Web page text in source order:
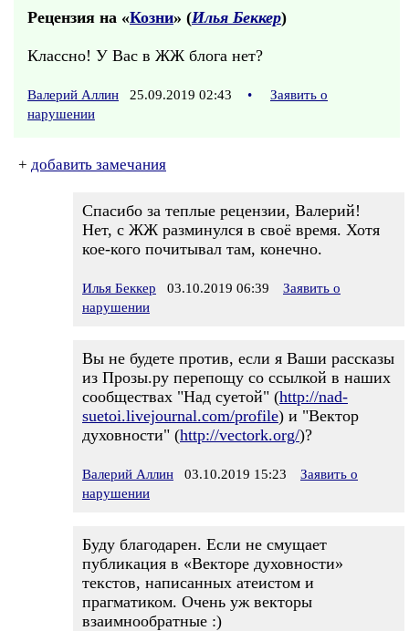
Рецензия на «Козни» (Илья Беккер)
Классно! У Вас в ЖЖ блога нет?
Валерий Аллин 25.09.2019 02:43 •
Заявить о
нарушении
+ добавить замечания
Спасибо за теплые рецензии, Валерий!
Нет, с ЖЖ разминулся в своё время. Хотя
кое-кого почитывал там, конечно.
Илья Беккер 03.10.2019 06:39
Заявить о
нарушении
Вы не будете против, если я Ваши рассказы
из Прозы.ру перепощу со ссылкой в наших
сообществах "Над суетой" (http://nad-
suetoi.livejournal.com/profile) и "Вектор
духовности" (http://vectork.org/)?
Валерий Аллин 03.10.2019 15:23
Заявить о
нарушении
Буду благодарен. Если не смущает
публикация в «Векторе духовности»
текстов, написанных атеистом и
прагматиком. Очень уж векторы
взаимнообратные :)